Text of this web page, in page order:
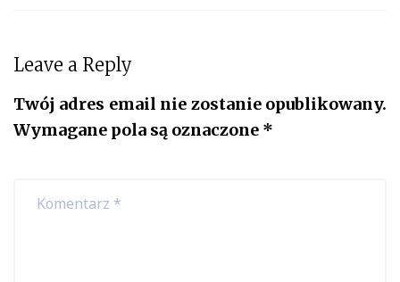
Leave a Reply
Twój adres email nie zostanie opublikowany.
Wymagane pola są oznaczone *